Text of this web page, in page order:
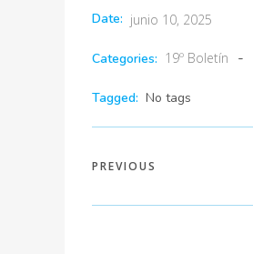
Date: junio 10, 2025
Categories: 19º Boletín -
Tagged: No tags
PREVIOUS